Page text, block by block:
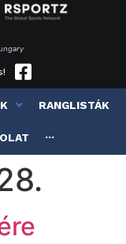
RANGLISTÁK
···